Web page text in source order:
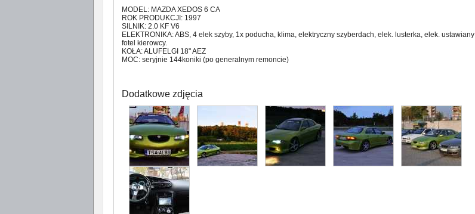
MODEL: MAZDA XEDOS 6 CA
ROK PRODUKCJI: 1997
SILNIK: 2.0 KF V6
ELEKTRONIKA: ABS, 4 elek szyby, 1x poducha, klima, elektryczny szyberdach, elek. lusterka, elek. ustawiany
fotel kierowcy.
KOŁA: ALUFELGI 18" AEZ
MOC: seryjnie 144koniki (po generalnym remoncie)
Dodatkowe zdjęcia